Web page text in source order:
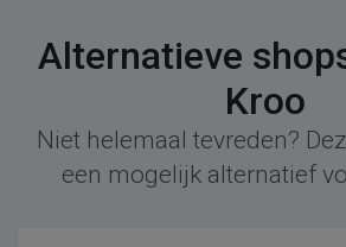
Alternatieve
Kroo
Niet helemaal tevreden?
een mogelijk alternatief